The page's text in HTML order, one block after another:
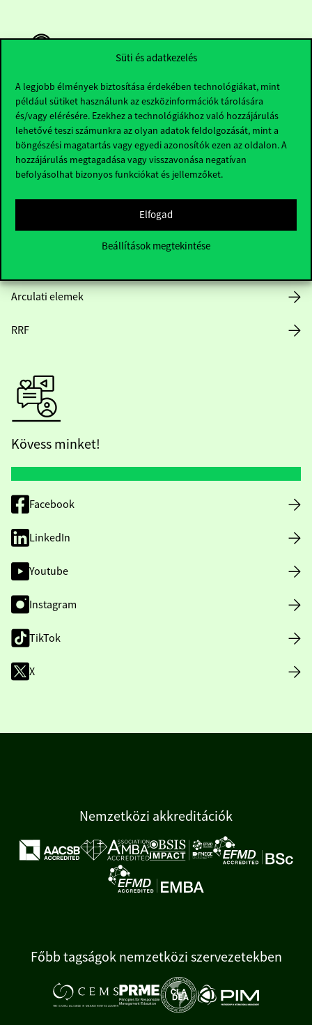
Süti és adatkezelés
A legjobb élmények biztosítása érdekében technológiákat, mint
például sütiket használunk az eszközinformációk tárolására
és/vagy elérésére. Ezekhez a technológiákhoz való hozzájárulás
lehetővé teszi számunkra az olyan adatok feldolgozását, mint a
böngészési magatartás vagy egyedi azonosítók ezen az oldalon. A
hozzájárulás megtagadása vagy visszavonása negatívan
befolyásolhat bizonyos funkciókat és jellemzőket.
Elfogad
Beállítások megtekintése
Hasznos linkek
Nyitvatartás
Házirend
Közérdekű adatok
Arculati elemek
RRF
Kövess minket!
Facebook
LinkedIn
Youtube
Instagram
TikTok
X
Nemzetközi akkreditációk
Főbb tagságok nemzetközi szervezetekben